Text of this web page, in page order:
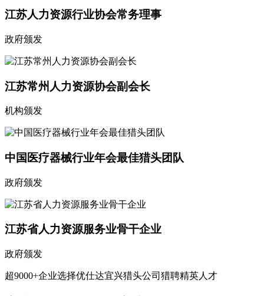
江苏人力资源行业协会常务理事
政府颁发
江苏常州人力资源协会副会长
机构颁发
中国医疗器械行业年会最佳猎头团队
政府颁发
江苏省人力资源服务业骨干企业
政府颁发
超9000+企业选择优仕达宜兴猎头公司猎聘精英人才